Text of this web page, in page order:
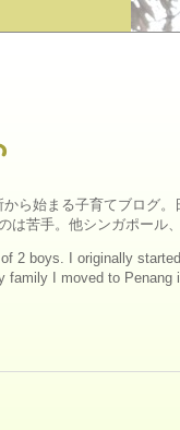
ら始まる子育てブログ。
苦手。他シンガポール
2 boys. I originally
I moved to